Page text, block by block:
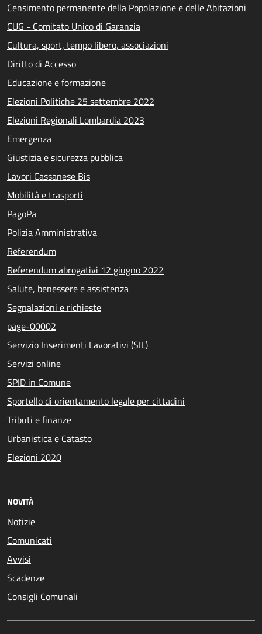
Censimento permanente della Popolazione e delle Abitazioni
CUG - Comitato Unico di Garanzia
Cultura, sport, tempo libero, associazioni
Diritto di Accesso
Educazione e formazione
Elezioni Politiche 25 settembre 2022
Elezioni Regionali Lombardia 2023
Emergenza
Giustizia e sicurezza pubblica
Lavori Cassanese Bis
Mobilità e trasporti
PagoPa
Polizia Amministrativa
Referendum
Referendum abrogativi 12 giugno 2022
Salute, benessere e assistenza
Segnalazioni e richieste
page-00002
Servizio Inserimenti Lavorativi (SIL)
Servizi online
SPID in Comune
Sportello di orientamento legale per cittadini
Tributi e finanze
Urbanistica e Catasto
Elezioni 2020
NOVITÀ
Notizie
Comunicati
Avvisi
Scadenze
Consigli Comunali